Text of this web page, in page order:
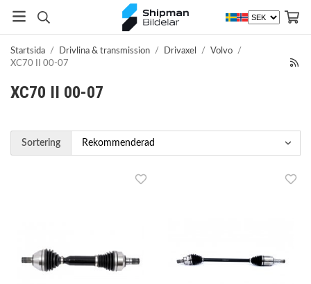
Startsida / Drivlina & transmission / Drivaxel / Volvo /
XC70 II 00-07
XC70 II 00-07
Sortering